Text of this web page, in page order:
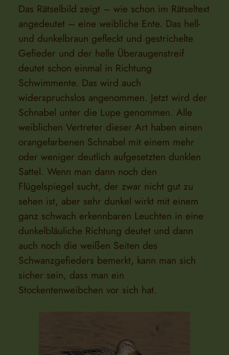
Das Rätselbild zeigt – wie schon im Rätseltext
angedeutet – eine weibliche Ente. Das hell-
und dunkelbraun gefleckt und gestrichelte
Gefieder und der helle Überaugenstreif
deutet schon einmal in Richtung
Schwimmente. Das wird auch
widerspruchslos angenommen. Jetzt wird der
Schnabel unter die Lupe genommen. Alle
weiblichen Vertreter dieser Art haben einen
orangefarbenen Schnabel mit einem mehr
oder weniger deutlich aufgesetzten dunklen
Sattel. Wenn man dann noch den
Flügelspiegel sucht, der zwar nicht gut zu
sehen ist, aber sehr dunkel wirkt mit einem
ganz schwach erkennbaren Leuchten in eine
dunkelbläuliche Richtung deutet und dann
auch noch die weißen Seiten des
Schwanzgefieders bemerkt, kann man sich
sicher sein, dass man ein
Stockentenweibchen vor sich hat.